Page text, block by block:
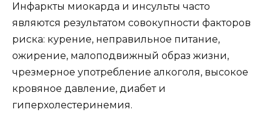
Инфаркты миокарда и инсульты часто
являются результатом совокупности факторов
риска: курение, неправильное питание,
ожирение, малоподвижный образ жизни,
чрезмерное употребление алкоголя, высокое
кровяное давление, диабет и
гиперхолестеринемия.